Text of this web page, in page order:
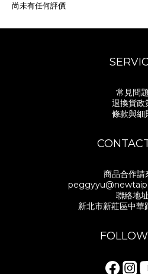
尚未有任何評價
常見問題
退換貨政
條款與細
商品合作請
聯絡地址
新北市新莊區中華